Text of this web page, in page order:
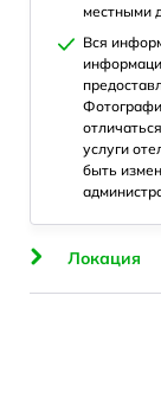
местными
Вся
услуги
быть
Локация